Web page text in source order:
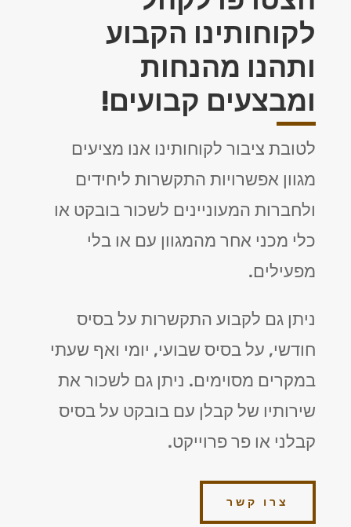
לקוחותינו הקבוע
ותהנו מהנחות
ומבצעים קבועים!
לטובת ציבור לקוחותינו אנו מציעים
מגוון אפשרויות התקשרות ליחידים
ולחברות המעוניינים לשכור בובקט או
כלי מכני אחר מהמגוון עם או בלי
מפעילים.
ניתן גם לקבוע התקשרות על בסיס
חודשי, על בסיס שבועי, יומי ואף שעתי
במקרים מסוימים. ניתן גם לשכור את
שירותיו של קבלן עם בובקט על בסיס
קבלני או פר פרוייקט.
צרו קשר